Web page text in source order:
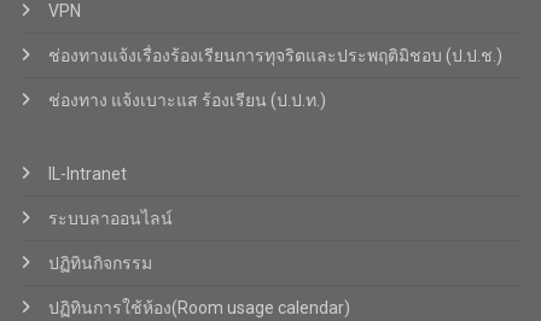
VPN
ช่องทางแจ้งเรื่องร้องเรียนการทุจริตและประพฤติมิชอบ (ป.ป.ช.)
ช่องทาง แจ้งเบาะแส ร้องเรียน (ป.ป.ท.)
IL-Intranet
ระบบลาออนไลน์
ปฏิทินกิจกรรม
ปฏิทินการใช้ห้อง(Room usage calendar)